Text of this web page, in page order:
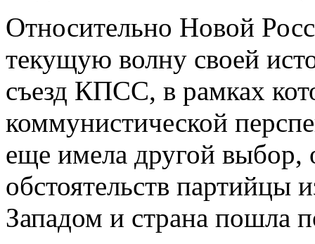
Относительно Новой
текущую волну своей
съезд КПСС, в рамках
коммунистической
еще имела другой выбор,
обстоятельств партийцы
Западом и страна пошла